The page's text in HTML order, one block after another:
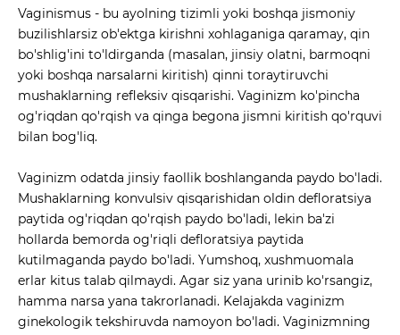
Vaginismus - bu ayolning tizimli yoki boshqa jismoniy
buzilishlarsiz ob'ektga kirishni xohlaganiga qaramay, qin
bo'shlig'ini to'ldirganda (masalan, jinsiy olatni, barmoqni
yoki boshqa narsalarni kiritish) qinni toraytiruvchi
mushaklarning refleksiv qisqarishi. Vaginizm ko'pincha
og'riqdan qo'rqish va qinga begona jismni kiritish qo'rquvi
bilan bog'liq.
Vaginizm odatda jinsiy faollik boshlanganda paydo bo'ladi.
Mushaklarning konvulsiv qisqarishidan oldin defloratsiya
paytida og'riqdan qo'rqish paydo bo'ladi, lekin ba'zi
hollarda bemorda og'riqli defloratsiya paytida
kutilmaganda paydo bo'ladi. Yumshoq, xushmuomala
erlar kitus talab qilmaydi. Agar siz yana urinib ko'rsangiz,
hamma narsa yana takrorlanadi. Kelajakda vaginizm
ginekologik tekshiruvda namoyon bo'ladi. Vaginizmning